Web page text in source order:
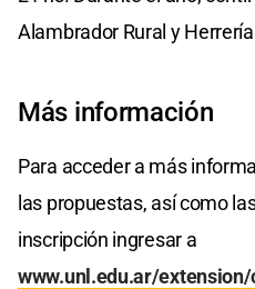
Alambrador Rural y
Más información
Para acceder a más
las propuestas, así como
inscripción ingresar a
www.unl.edu.ar/